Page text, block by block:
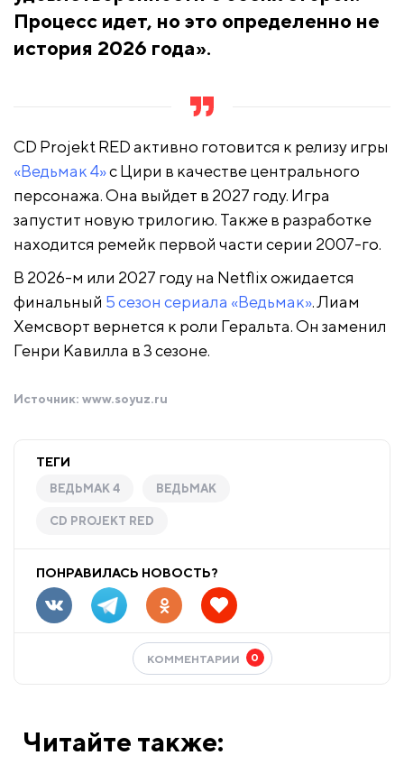
Процесс идет, но это определенно не
история 2026 года».
CD Projekt RED активно готовится к релизу игры
«Ведьмак 4»с Цири в качестве центрального
персонажа. Она выйдет в 2027 году. Игра
запустит новую трилогию. Также в разработке
находится ремейк первой части серии 2007-го.
В 2026-м или 2027 году на Netflix ожидается
финальный 5 сезон сериала «Ведьмак». Лиам
Хемсворт вернется к роли Геральта. Он заменил
Генри Кавилла в 3 сезоне.
Источник: www.soyuz.ru
ТЕГИ
ВЕДЬМАК 4 ВЕДЬМАК
CD PROJEKT RED
ПОНРАВИЛАСЬ НОВОСТЬ?
КОММЕНТАРИИ 0
Читайте также: